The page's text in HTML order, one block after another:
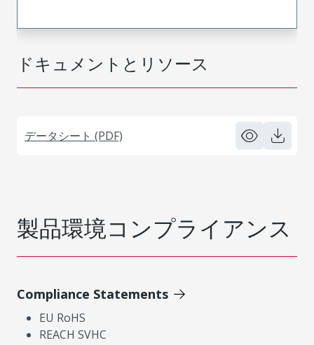
ドキュメントとリソース
データシート (PDF)
製品環境コンプライアンス
Compliance Statements
EU RoHS
REACH SVHC